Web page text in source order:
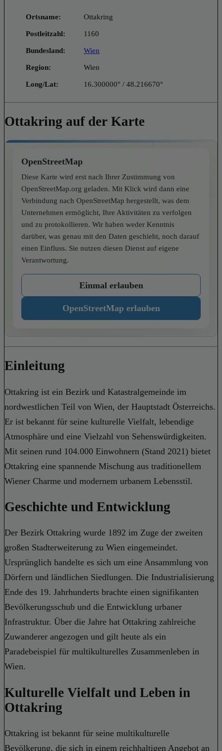
Ortsname: Ottakring
Postleitzahl: 1160
Bundesland: Wien
Region: Wien
Long/Lat: 16.300000° / 48.216670°
Ottakring auf der Karte
OpenStreetMap
Diese Karte wird erst nach Ihrer Zustimmung von
OpenStreetMap.org geladen. Mit Klick wird dann eine
Verbindung nach OpenStreetMap hergestellt, was dem
Unternehmen ermöglicht, Ihre Aktivitäten zu verfolgen
und zu protokollieren. Wir haben weder Kenntnis
darüber, was genau mit den Daten geschieht, noch darauf
einen Einfluss. Sie nutzen diesen Dienst auf eigene
Verantwortung.
Einmal erlauben
OpenStreetMap erlauben
Einleitung
Ottakring ist ein Bezirk und Katastralgemeinde im
nordwestlichen Teil von Wien, der Hauptstadt Österreichs.
Er ist bekannt für seine kulturelle Vielfalt, lebendige
Atmosphäre und eine Vielzahl von Sehenswürdigkeiten.
Mit seinen rund 104.000 Einwohnern (Stand 2021) bietet
Ottakring eine spannende Mischung aus traditionellem
Wiener Charme und modernem urbanem Lebensstil.
Geschichte und Entwicklung
Der Bezirk Ottakring wurde 1892 im Zuge der zweiten
großen Stadterweiterung zu Wien eingemeindet.
Ursprünglich handelte es sich um eine Ansammlung von
Dörfern und ländlichen Siedlungen. Die Industrialisierung
Ende des 19. Jahrhunderts brachte einen signifikanten
Bevölkerungsschub und die Entwicklung urbaner
Infrastruktur. Über die Jahre hat Ottakring zahlreiche
Zuwanderer angezogen und gilt heute als ein
Paradebeispiel für multikulturelles Zusammenleben in
Wien.
Kulturelle Vielfalt und Leben in
Ottakring
Ottakring ist bekannt für seine multikulturelle
Bevölkerung, die sich in einem reichhaltigen Angebot an